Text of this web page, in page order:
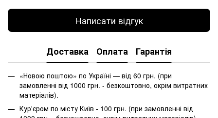
Написати відгук
Доставка Оплата Гарантія
«Новою поштою» по Україні — від 60 грн. (при
замовленні від 1000 грн. - безкоштовно, окрім витратних
матеріалів).
Кур'єром по місту Київ - 100 грн. (при замовленні від